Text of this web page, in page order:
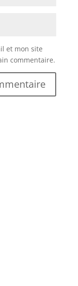
et mon site
commentaire.